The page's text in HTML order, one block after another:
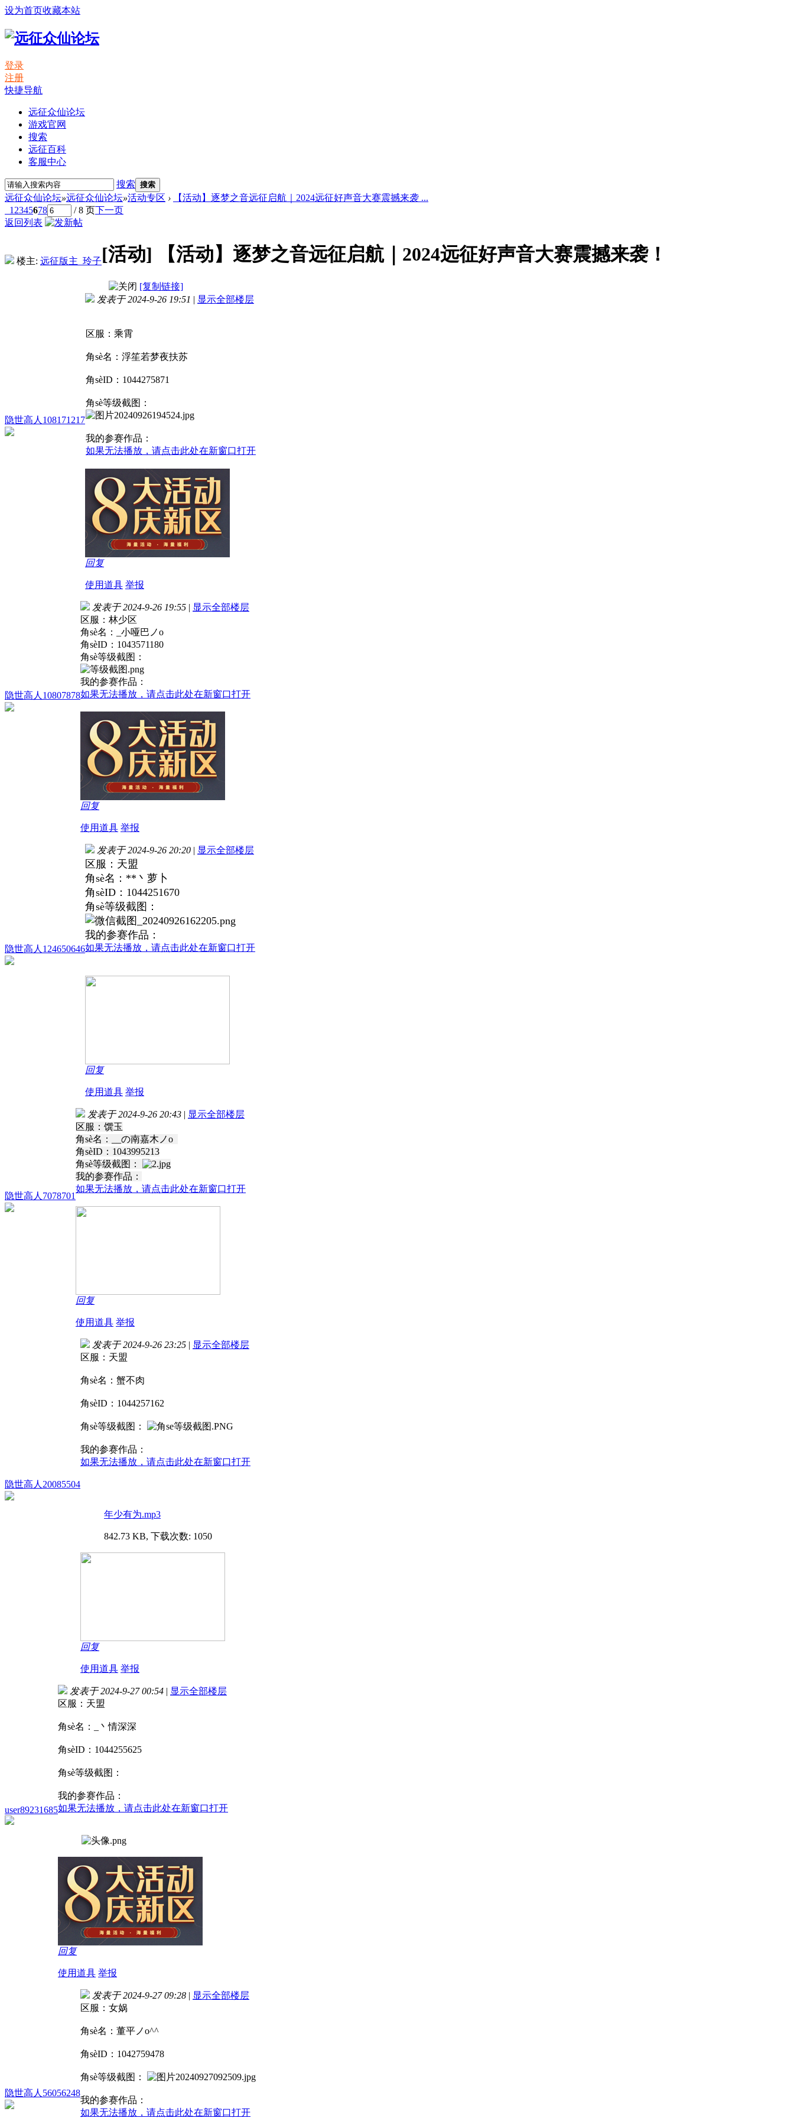
设为首页收藏本站
登录
注册
快捷导航
远征众仙论坛
游戏官网
搜索
远征百科
客服中心
搜索 搜索
远征众仙论坛»远征众仙论坛»活动专区 ›
【活动】逐梦之音远征启航｜2024远征好声音大赛震撼来袭 ...
1 2345678 / 8 页下一页
返回列表
楼主: 远征版主_玲子[活动] 【活动】逐梦之音远征启航｜2024远征好声音大赛震撼来袭！
[复制链接]
隐世高人108171217
发表于 2024-9-26 19:51 | 显示全部楼层
区服：乘霄
角sè名：浮笙若梦夜扶苏
角sèID：1044275871
角sè等级截图：
我的参赛作品：
如果无法播放，请点击此处在新窗口打开
回复
使用道具 举报
隐世高人10807878
发表于 2024-9-26 19:55 | 显示全部楼层
区服：林少区
角sè名：_小哑巴ノo
角sèID：1043571180
角sè等级截图：
我的参赛作品：
如果无法播放，请点击此处在新窗口打开
回复
使用道具 举报
隐世高人124650646
发表于 2024-9-26 20:20 | 显示全部楼层
区服：天盟
角sè名：**丶萝卜
角sèID：1044251670
角sè等级截图：
我的参赛作品：
如果无法播放，请点击此处在新窗口打开
回复
使用道具 举报
隐世高人7078701
发表于 2024-9-26 20:43 | 显示全部楼层
区服：馔玉
角sè名：__ の南嘉木 ノo
角sèID：1043995213
角sè等级截图：
我的参赛作品：
如果无法播放，请点击此处在新窗口打开
回复
使用道具 举报
隐世高人20085504
发表于 2024-9-26 23:25 | 显示全部楼层
区服：天盟
角sè名：蟹不肉
角sèID：1044257162
角sè等级截图：
我的参赛作品：
如果无法播放，请点击此处在新窗口打开
年少有为.mp3
842.73 KB, 下载次数: 1050
回复
使用道具 举报
user89231685
发表于 2024-9-27 00:54 | 显示全部楼层
区服：天盟
角sè名：_丶情深深
角sèID：1044255625
角sè等级截图：
我的参赛作品：
如果无法播放，请点击此处在新窗口打开
回复
使用道具 举报
隐世高人56056248
发表于 2024-9-27 09:28 | 显示全部楼层
区服：女娲
角sè名：董平ノo^^
角sèID：1042759478
角sè等级截图：
我的参赛作品：
如果无法播放，请点击此处在新窗口打开